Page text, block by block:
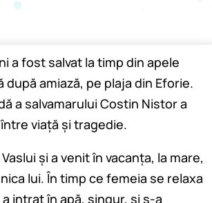
a fost salvat la timp din apele
după amiază, pe plaja din Eforie.
a salvamarului Costin Nistor a
viață și tragedie.
și a venit în vacanța, la mare,
lui. În timp ce femeia se relaxa
intrat în apă, singur, și s-a